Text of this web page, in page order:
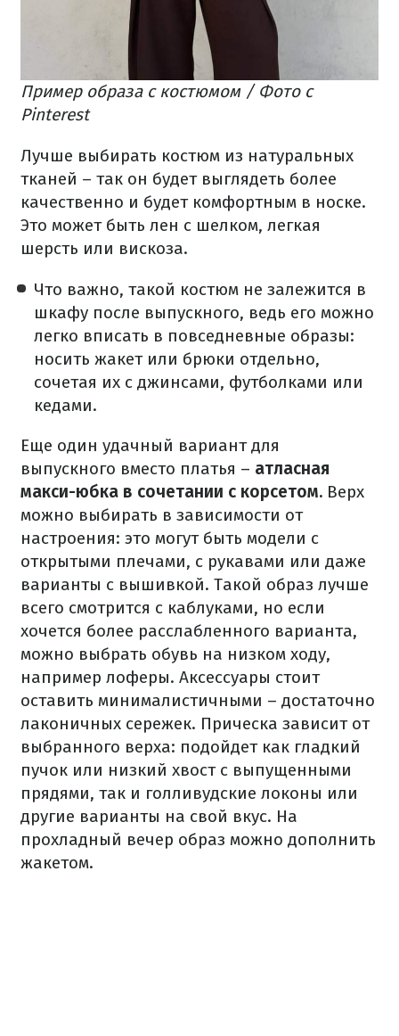
Пример образа с костюмом / Фото с
Pinterest
Лучше выбирать костюм из натуральных
тканей – так он будет выглядеть более
качественно и будет комфортным в носке.
Это может быть лен с шелком, легкая
шерсть или вискоза.
Что важно, такой костюм не залежится в
шкафу после выпускного, ведь его можно
легко вписать в повседневные образы:
носить жакет или брюки отдельно,
сочетая их с джинсами, футболками или
кедами.
Еще один удачный вариант для
выпускного вместо платья – атласная
макси-юбка в сочетании с корсетом. Верх
можно выбирать в зависимости от
настроения: это могут быть модели с
открытыми плечами, с рукавами или даже
варианты с вышивкой. Такой образ лучше
всего смотрится с каблуками, но если
хочется более расслабленного варианта,
можно выбрать обувь на низком ходу,
например лоферы. Аксессуары стоит
оставить минималистичными – достаточно
лаконичных сережек. Прическа зависит от
выбранного верха: подойдет как гладкий
пучок или низкий хвост с выпущенными
прядями, так и голливудские локоны или
другие варианты на свой вкус. На
прохладный вечер образ можно дополнить
жакетом.